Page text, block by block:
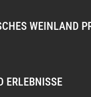
WEINLAND
ERLEBNISSE